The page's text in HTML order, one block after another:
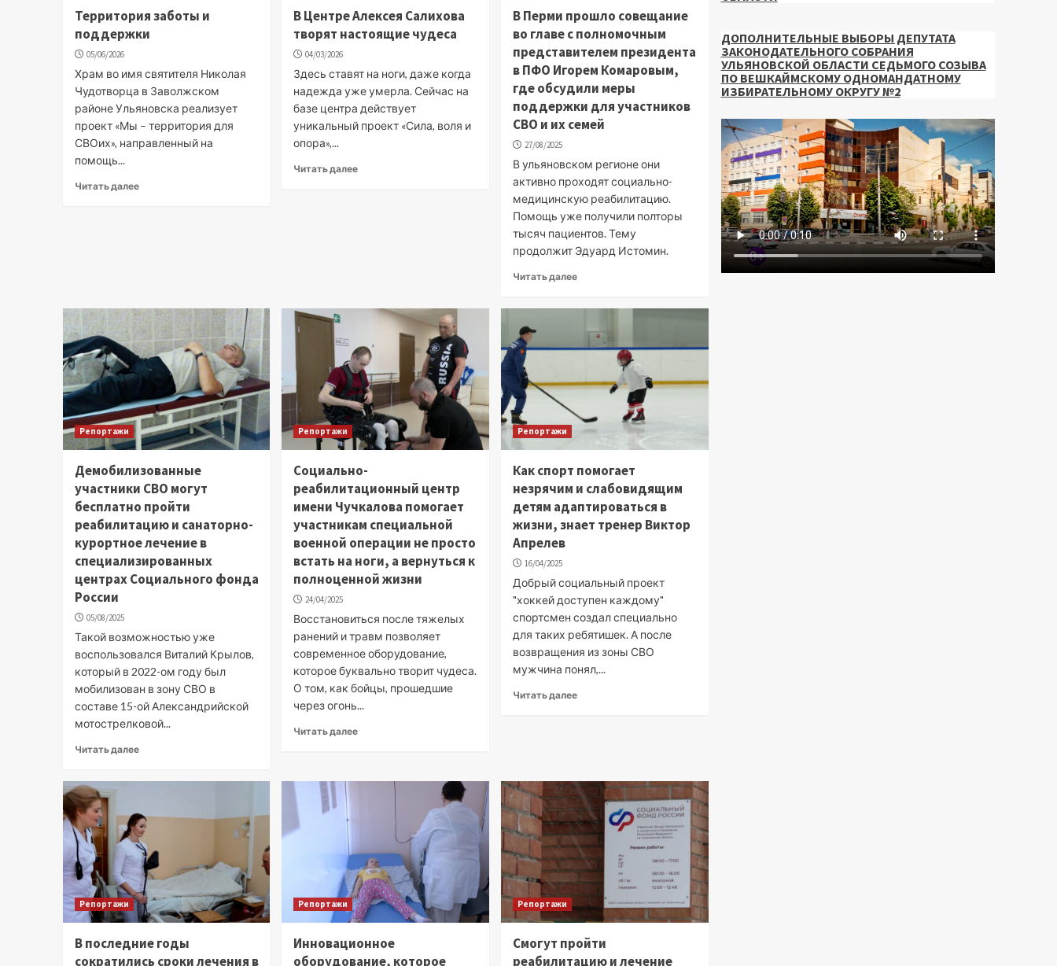
Территория заботы и
поддержки
05/06/2026
Храм во имя святителя Николая
Чудотворца в Заволжском
районе Ульяновска реализует
проект «Мы – территория для
СВОих», направленный на
помощь...
Читать далее
В Центре Алексея Салихова
творят настоящие чудеса
04/03/2026
Здесь ставят на ноги, даже когда
надежда уже умерла. Сейчас на
базе центра действует
уникальный проект «Сила, воля и
опора»,...
Читать далее
В Перми прошло совещание
во главе с полномочным
представителем президента
в ПФО Игорем Комаровым,
где обсудили меры
поддержки для участников
СВО и их семей
27/08/2025
В ульяновском регионе они
активно проходят социально-
медицинскую реабилитацию.
Помощь уже получили полторы
тысяч пациентов. Тему
продолжит Эдуард Истомин.
Читать далее
Репортажи
Демобилизованные
участники СВО могут
бесплатно пройти
реабилитацию и санаторно-
курортное лечение в
специализированных
центрах Социального фонда
России
05/08/2025
Такой возможностью уже
воспользовался Виталий Крылов,
который в 2022-ом году был
мобилизован в зону СВО в
составе 15-ой Александрийской
мотострелковой...
Читать далее
Репортажи
Социально-
реабилитационный центр
имени Чучкалова помогает
участникам специальной
военной операции не просто
встать на ноги, а вернуться к
полноценной жизни
24/04/2025
Восстановиться после тяжелых
ранений и травм позволяет
современное оборудование,
которое буквально творит чудеса.
О том, как бойцы, прошедшие
через огонь...
Читать далее
Репортажи
Как спорт помогает
незрячим и слабовидящим
детям адаптироваться в
жизни, знает тренер Виктор
Апрелев
16/04/2025
Добрый социальный проект
"хоккей доступен каждому"
спортсмен создал специально
для таких ребятишек. А после
возвращения из зоны СВО
мужчина понял,...
Читать далее
Репортажи
В последние годы
сократились сроки лечения в
Репортажи
Инновационное
оборудование, которое
Репортажи
Смогут пройти
реабилитацию и лечение
ДОПОЛНИТЕЛЬНЫЕ ВЫБОРЫ ДЕПУТАТА
ЗАКОНОДАТЕЛЬНОГО СОБРАНИЯ
УЛЬЯНОВСКОЙ ОБЛАСТИ СЕДЬМОГО СОЗЫВА
ПО ВЕШКАЙМСКОМУ ОДНОМАНДАТНОМУ
ИЗБИРАТЕЛЬНОМУ ОКРУГУ №2